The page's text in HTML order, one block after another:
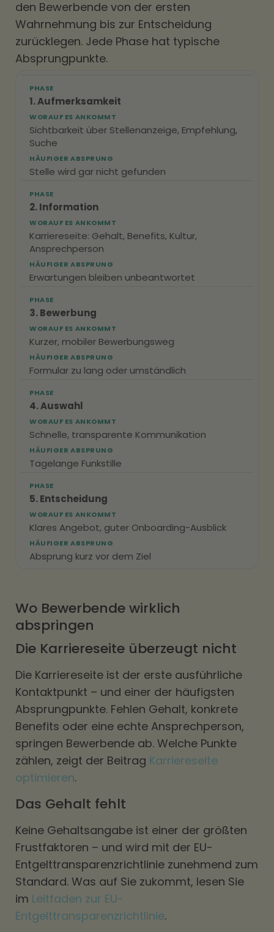
den Bewerbende von der ersten
Wahrnehmung bis zur Entscheidung
zurücklegen. Jede Phase hat typische
Absprungpunkte.
PHASE
1. Aufmerksamkeit
WORAUF ES ANKOMMT
Sichtbarkeit über Stellenanzeige, Empfehlung,
Suche
HÄUFIGER ABSPRUNG
Stelle wird gar nicht gefunden
PHASE
2. Information
WORAUF ES ANKOMMT
Karriereseite: Gehalt, Benefits, Kultur,
Ansprechperson
HÄUFIGER ABSPRUNG
Erwartungen bleiben unbeantwortet
PHASE
3. Bewerbung
WORAUF ES ANKOMMT
Kurzer, mobiler Bewerbungsweg
HÄUFIGER ABSPRUNG
Formular zu lang oder umständlich
PHASE
4. Auswahl
WORAUF ES ANKOMMT
Schnelle, transparente Kommunikation
HÄUFIGER ABSPRUNG
Tagelange Funkstille
PHASE
5. Entscheidung
WORAUF ES ANKOMMT
Klares Angebot, guter Onboarding-Ausblick
HÄUFIGER ABSPRUNG
Absprung kurz vor dem Ziel
Wo Bewerbende wirklich
abspringen
Die Karriereseite überzeugt nicht
Die Karriereseite ist der erste ausführliche
Kontaktpunkt – und einer der häufigsten
Absprungpunkte. Fehlen Gehalt, konkrete
Benefits oder eine echte Ansprechperson,
springen Bewerbende ab. Welche Punkte
zählen, zeigt der Beitrag Karriereseite
optimieren.
Das Gehalt fehlt
Keine Gehaltsangabe ist einer der größten
Frustfaktoren – und wird mit der EU-
Entgelttransparenzrichtlinie zunehmend zum
Standard. Was auf Sie zukommt, lesen Sie
im Leitfaden zur EU-
Entgelttransparenzrichtlinie.